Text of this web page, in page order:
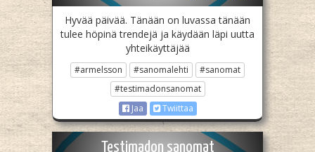
Hyvää päivää. Tänään on luvassa tänään
tulee höpinä trendejä ja käydään läpi uutta
yhteikäyttäjää
#armelsson #sanomalehti
#sanomat
#testimadonsanomat
Jaa
Twiittaa
Testimadon sanomat